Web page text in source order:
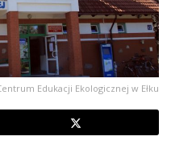
Edukacji Ekologicznej w Ełku